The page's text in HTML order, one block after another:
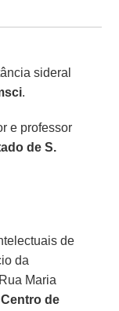
sideral
.
e professor
de S.
de
da
Maria
Centro de